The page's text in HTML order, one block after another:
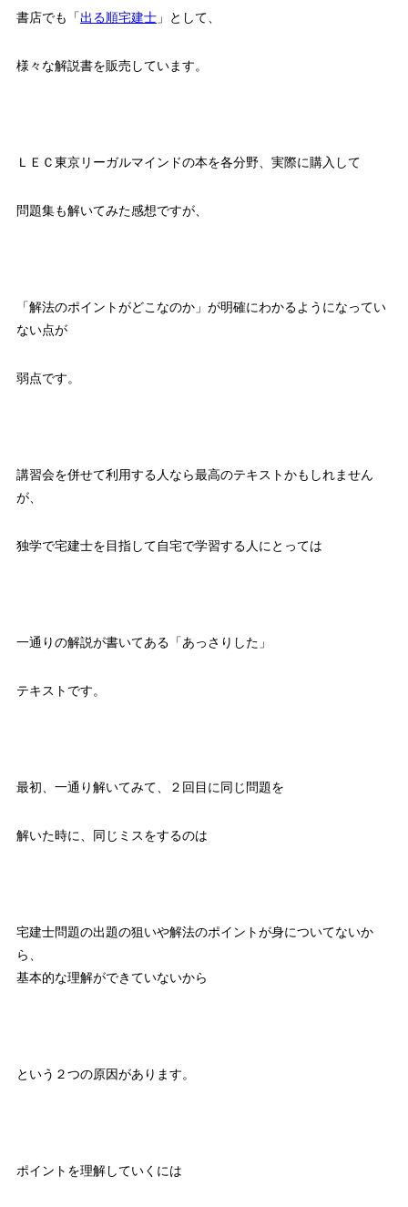
書店でも「出る順宅建士」として、
様々な解説書を販売しています。
ＬＥＣ東京リーガルマインドの本を各分野、実際に購入して
問題集も解いてみた感想ですが、
「解法のポイントがどこなのか」が明確にわかるようになってい
ない点が
弱点です。
講習会を併せて利用する人なら最高のテキストかもしれません
が、
独学で宅建士を目指して自宅で学習する人にとっては
一通りの解説が書いてある「あっさりした」
テキストです。
最初、一通り解いてみて、２回目に同じ問題を
解いた時に、同じミスをするのは
宅建士問題の出題の狙いや解法のポイントが身についてないか
ら、
基本的な理解ができていないから
という２つの原因があります。
ポイントを理解していくには